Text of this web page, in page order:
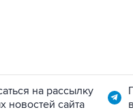
на рассылку
новостей сайта